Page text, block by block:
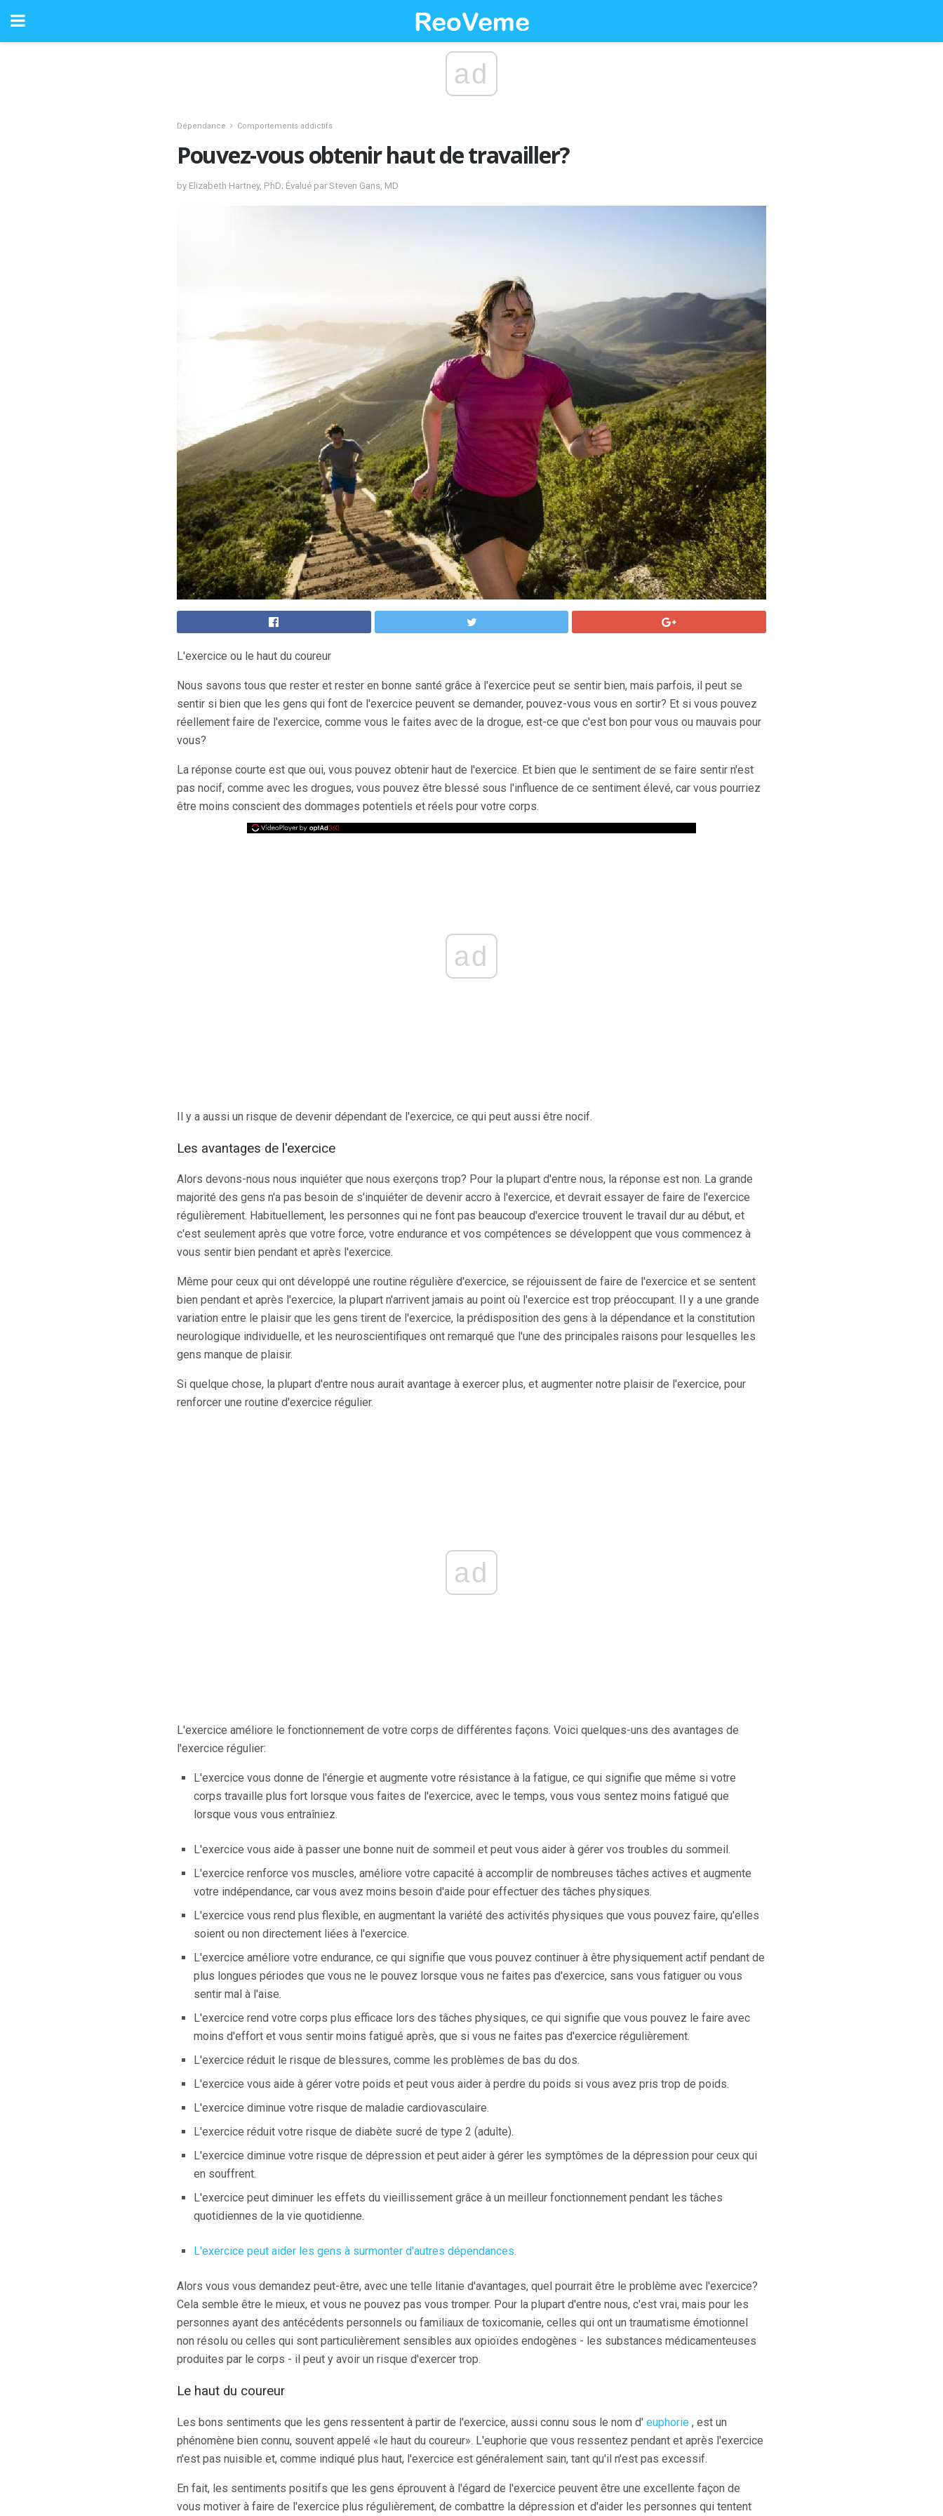
ad
Dépendance Comportements addictifs
Pouvez-vous obtenir haut de travailler?
by Elizabeth Hartney, PhD; Évalué par Steven Gans, MD
L'exercice ou le haut du coureur
Nous savons tous que rester et rester en bonne santé grâce à l'exercice peut se sentir bien, mais parfois, il peut se
sentir si bien que les gens qui font de l'exercice peuvent se demander, pouvez-vous vous en sortir? Et si vous pouvez
réellement faire de l'exercice, comme vous le faites avec de la drogue, est-ce que c'est bon pour vous ou mauvais pour
vous?
La réponse courte est que oui, vous pouvez obtenir haut de l'exercice. Et bien que le sentiment de se faire sentir n'est
pas nocif, comme avec les drogues, vous pouvez être blessé sous l'influence de ce sentiment élevé, car vous pourriez
être moins conscient des dommages potentiels et réels pour votre corps.
ad
Il y a aussi un risque de devenir dépendant de l'exercice, ce qui peut aussi être nocif.
Les avantages de l'exercice
Alors devons-nous nous inquiéter que nous exerçons trop? Pour la plupart d'entre nous, la réponse est non. La grande
majorité des gens n'a pas besoin de s'inquiéter de devenir accro à l'exercice, et devrait essayer de faire de l'exercice
régulièrement. Habituellement, les personnes qui ne font pas beaucoup d'exercice trouvent le travail dur au début, et
c'est seulement après que votre force, votre endurance et vos compétences se développent que vous commencez à
vous sentir bien pendant et après l'exercice.
Même pour ceux qui ont développé une routine régulière d'exercice, se réjouissent de faire de l'exercice et se sentent
bien pendant et après l'exercice, la plupart n'arrivent jamais au point où l'exercice est trop préoccupant. Il y a une grande
variation entre le plaisir que les gens tirent de l'exercice, la prédisposition des gens à la dépendance et la constitution
neurologique individuelle, et les neuroscientifiques ont remarqué que l'une des principales raisons pour lesquelles les
gens manque de plaisir.
Si quelque chose, la plupart d'entre nous aurait avantage à exercer plus, et augmenter notre plaisir de l'exercice, pour
renforcer une routine d'exercice régulier.
ad
L'exercice améliore le fonctionnement de votre corps de différentes façons. Voici quelques-uns des avantages de
l'exercice régulier:
L'exercice vous donne de l'énergie et augmente votre résistance à la fatigue, ce qui signifie que même si votre
corps travaille plus fort lorsque vous faites de l'exercice, avec le temps, vous vous sentez moins fatigué que
lorsque vous vous entraîniez.
L'exercice vous aide à passer une bonne nuit de sommeil et peut vous aider à gérer vos troubles du sommeil.
L'exercice renforce vos muscles, améliore votre capacité à accomplir de nombreuses tâches actives et augmente
votre indépendance, car vous avez moins besoin d'aide pour effectuer des tâches physiques.
L'exercice vous rend plus flexible, en augmentant la variété des activités physiques que vous pouvez faire, qu'elles
soient ou non directement liées à l'exercice.
L'exercice améliore votre endurance, ce qui signifie que vous pouvez continuer à être physiquement actif pendant de
plus longues périodes que vous ne le pouvez lorsque vous ne faites pas d'exercice, sans vous fatiguer ou vous
sentir mal à l'aise.
L'exercice rend votre corps plus efficace lors des tâches physiques, ce qui signifie que vous pouvez le faire avec
moins d'effort et vous sentir moins fatigué après, que si vous ne faites pas d'exercice régulièrement.
L'exercice réduit le risque de blessures, comme les problèmes de bas du dos.
L'exercice vous aide à gérer votre poids et peut vous aider à perdre du poids si vous avez pris trop de poids.
L'exercice diminue votre risque de maladie cardiovasculaire.
L'exercice réduit votre risque de diabète sucré de type 2 (adulte).
L'exercice diminue votre risque de dépression et peut aider à gérer les symptômes de la dépression pour ceux qui
en souffrent.
L'exercice peut diminuer les effets du vieillissement grâce à un meilleur fonctionnement pendant les tâches
quotidiennes de la vie quotidienne.
L'exercice peut aider les gens à surmonter d'autres dépendances.
Alors vous vous demandez peut-être, avec une telle litanie d'avantages, quel pourrait être le problème avec l'exercice?
Cela semble être le mieux, et vous ne pouvez pas vous tromper. Pour la plupart d'entre nous, c'est vrai, mais pour les
personnes ayant des antécédents personnels ou familiaux de toxicomanie, celles qui ont un traumatisme émotionnel
non résolu ou celles qui sont particulièrement sensibles aux opioïdes endogènes - les substances médicamenteuses
produites par le corps - il peut y avoir un risque d'exercer trop.
Le haut du coureur
Les bons sentiments que les gens ressentent à partir de l'exercice, aussi connu sous le nom d' euphorie , est un
phénomène bien connu, souvent appelé «le haut du coureur». L'euphorie que vous ressentez pendant et après l'exercice
n'est pas nuisible et, comme indiqué plus haut, l'exercice est généralement sain, tant qu'il n'est pas excessif.
En fait, les sentiments positifs que les gens éprouvent à l'égard de l'exercice peuvent être une excellente façon de
vous motiver à faire de l'exercice plus régulièrement, de combattre la dépression et d'aider les personnes qui tentent